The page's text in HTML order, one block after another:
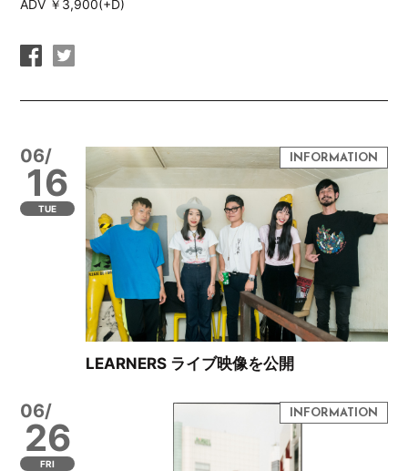
ADV ￥3,900(+D)
06/
16
TUE
LEARNERS ライブ映像を公開
06/
26
FRI